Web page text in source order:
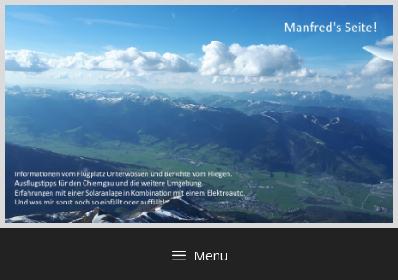
Zum
springen
Menü